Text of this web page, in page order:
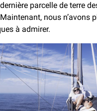
parcelle de terre
nous n’avons
à admirer.